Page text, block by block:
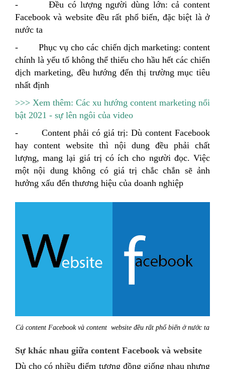
- Đều có lượng người dùng lớn: cả content
Facebook và website đều rất phổ biến, đặc biệt là ở
nước ta
- Phục vụ cho các chiến dịch marketing: content
chính là yếu tố không thể thiếu cho hầu hết các chiến
dịch marketing, đều hướng đến thị trường mục tiêu
nhất định
>>> Xem thêm: Các xu hướng content marketing nổi
bật 2021 - sự lên ngôi của video
- Content phải có giá trị: Dù content Facebook
hay content website thì nội dung đều phải chất
lượng, mang lại giá trị có ích cho người đọc. Việc
một nội dung không có giá trị chắc chắn sẽ ảnh
hưởng xấu đến thương hiệu của doanh nghiệp
Cả content Facebook và content website đều rất phổ biến ở nước ta
Sự khác nhau giữa content Facebook và website
Dù cho có nhiều điểm tương đồng giống nhau nhưng